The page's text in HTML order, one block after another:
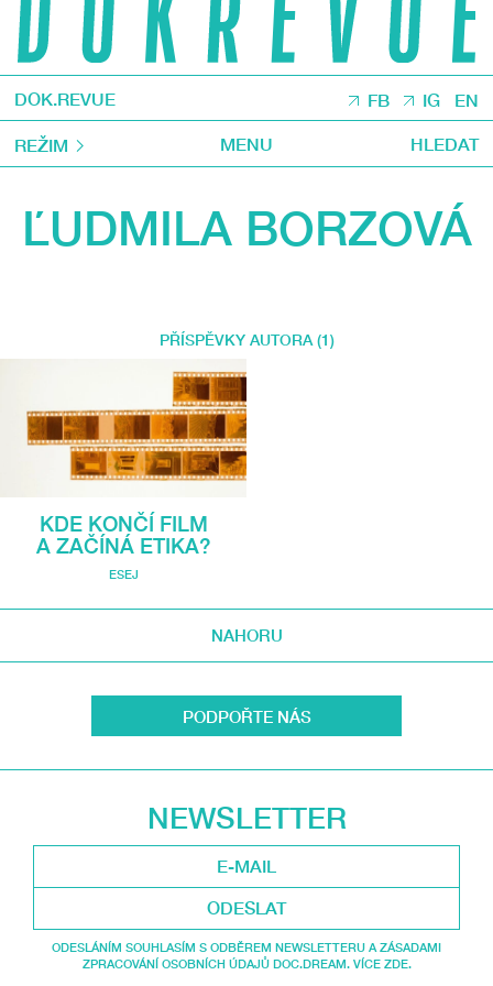
DOK.REVUE FB IG EN
REŽIM MENU HLEDAT
ĽUDMILA BORZOVÁ
PŘÍSPĚVKY AUTORA (1)
KDE KONČÍ FILM
A ZAČÍNÁ ETIKA?
ESEJ
NAHORU
PODPOŘTE NÁS
NEWSLETTER
ODESLAT
ODESLÁNÍM SOUHLASÍM S ODBĚREM NEWSLETTERU A ZÁSADAMI
ZPRACOVÁNÍ OSOBNÍCH ÚDAJŮ DOC.DREAM. VÍCE ZDE.